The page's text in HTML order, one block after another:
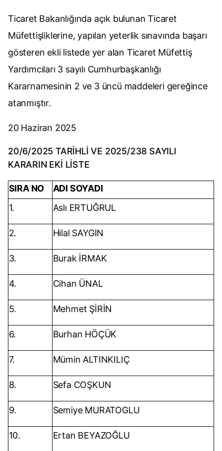
Ticaret Bakanlığında açık bulunan Ticaret
Müfettişliklerine, yapılan yeterlik sınavında başarı
gösteren ekli listede yer alan Ticaret Müfettiş
Yardımcıları 3 sayılı Cumhurbaşkanlığı
Kararnamesinin 2 ve 3 üncü maddeleri gereğince
atanmıştır.
20 Haziran 2025
20/6/2025 TARİHLİ VE 2025/238 SAYILI
KARARIN EKİ LİSTE
SIRA NO
ADI SOYADI
1.
Aslı ERTUĞRUL
2. Hilal SAYGIN
3. Burak İRMAK
4. Cihan ÜNAL
5. Mehmet ŞİRİN
6. Burhan HÖÇÜK
7. Mümin ALTINKILIÇ
8. Sefa COŞKUN
9. Semiye MURATOGLU
10. Ertan BEYAZOĞLU